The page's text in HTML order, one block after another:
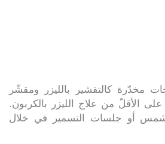
مخدّرة كالتقشير بالليزر ومقشّر
على الأقلّ من علاج الليزر بالكربون.
أو جلسات التسمير في خلال